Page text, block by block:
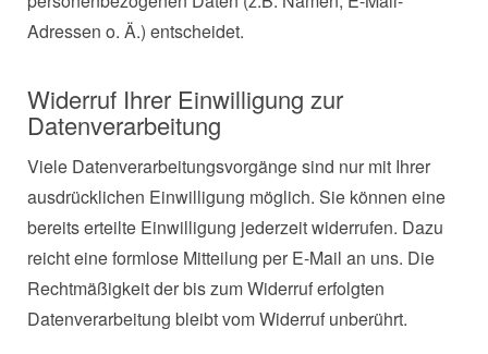
Adressen o. Ä.) entscheidet.
Widerruf Ihrer Einwilligung zur
Datenverarbeitung
Viele Datenverarbeitungsvorgänge sind nur mit Ihrer
ausdrücklichen Einwilligung möglich. Sie können eine
bereits erteilte Einwilligung jederzeit widerrufen. Dazu
reicht eine formlose Mitteilung per E-Mail an uns. Die
Rechtmäßigkeit der bis zum Widerruf erfolgten
Datenverarbeitung bleibt vom Widerruf unberührt.